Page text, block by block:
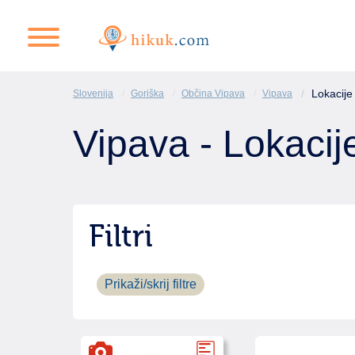
Slovenija Goriška Občina Vipava Vipava Lokacije
Vipava -
Filtri
Prikaži/skrij filtre